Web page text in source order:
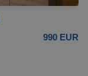
990 EUR